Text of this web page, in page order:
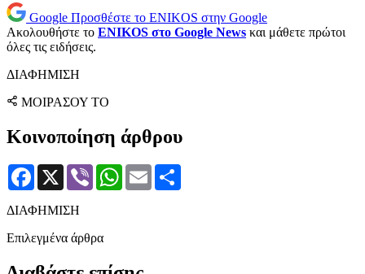
Google Προσθέστε το ENIKOS στην Google
Ακολουθήστε το ENIKOS στο Google News και μάθετε πρώτοι
όλες τις ειδήσεις.
ΔΙΑΦΗΜΙΣΗ
ΜΟΙΡΑΣΟΥ ΤΟ
Κοινοποίηση άρθρου
Facebook
X Viber WhatsApp
Email
ΔΙΑΦΗΜΙΣΗ
Επιλεγμένα άρθρα